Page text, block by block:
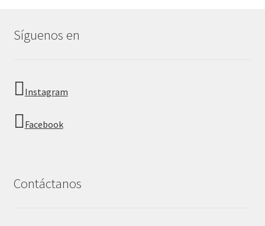
Síguenos en
Instagram
Facebook
Contáctanos